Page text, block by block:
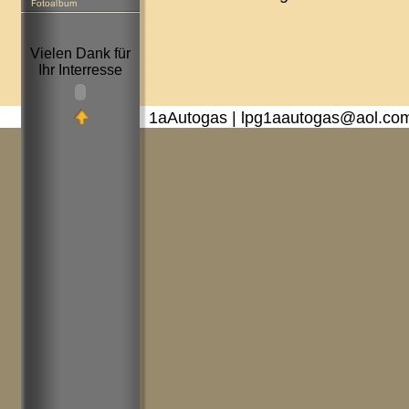
Vielen Dank für
Ihr Interresse
1aAutogas |